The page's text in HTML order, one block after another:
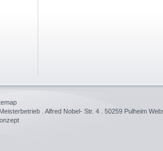
. Alfred Nobel- Str. 4 . 50259 Pulheim